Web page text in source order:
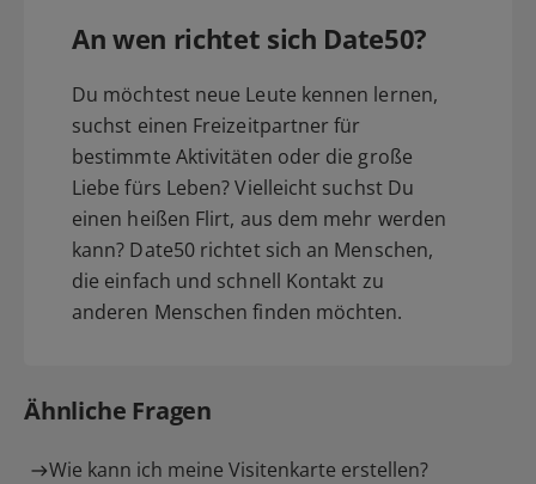
An wen richtet sich Date50?
Du möchtest neue Leute kennen lernen,
suchst einen Freizeitpartner für
bestimmte Aktivitäten oder die große
Liebe fürs Leben? Vielleicht suchst Du
einen heißen Flirt, aus dem mehr werden
kann? Date50 richtet sich an Menschen,
die einfach und schnell Kontakt zu
anderen Menschen finden möchten.
Ähnliche Fragen
Wie kann ich meine Visitenkarte erstellen?